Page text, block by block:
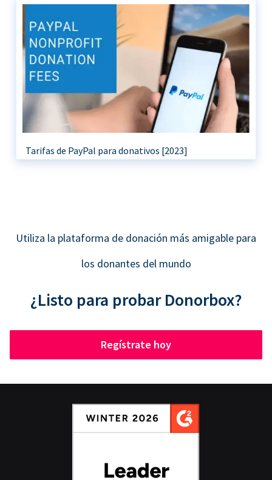
Tarifas de PayPal para donativos [2023]
Utiliza la plataforma de donación más amigable para
los donantes del mundo
¿Listo para probar Donorbox?
Regístrate hoy